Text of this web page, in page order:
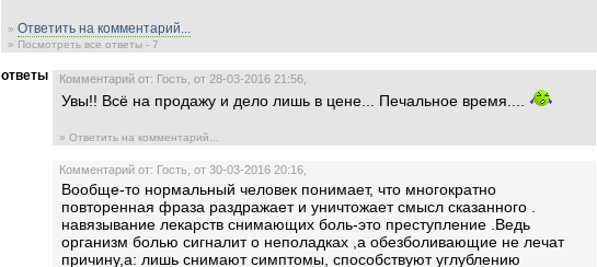
» Ответить на комментарий...
» Посмотреть все ответы - 7
ответы Комментарий от: Гость, от 28-03-2016 21:56,
Увы!! Всё на продажу и дело лишь в цене... Печальное время....
» Ответить на комментарий...
Комментарий от: Гость, от 30-03-2016 20:16,
Вообще-то нормальный человек понимает, что многократно
повторенная фраза раздражает и уничтожает смысл сказанного .
навязывание лекарств снимающих боль-это преступление .Ведь
организм болью сигналит о неполадках ,а обезболивающие не лечат
причину,а: лишь снимают симптомы, способствуют углублению